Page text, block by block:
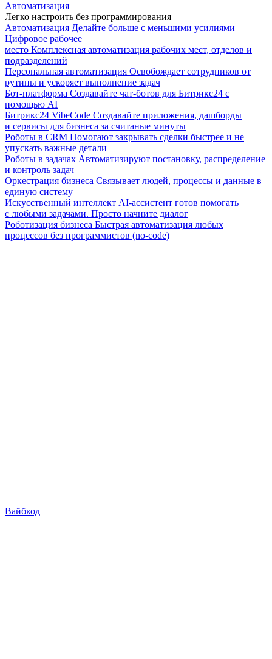
Автоматизация
Легко настроить без программирования
Автоматизация Делайте больше с меньшими усилиями
Цифровое рабочее
место Комплексная автоматизация рабочих мест, отделов и
подразделений
Персональная автоматизация Освобождает сотрудников от
рутины и ускоряет выполнение задач
Бот-платформа Создавайте чат-ботов для Битрикс24 с
помощью AI
Битрикс24 VibeCode Создавайте приложения, дашборды
и сервисы для бизнеса за считаные минуты
Роботы в CRM Помогают закрывать сделки быстрее и не
упускать важные детали
Роботы в задачах Автоматизируют постановку, распределение
и контроль задач
Оркестрация бизнеса Связывает людей, процессы и данные в
единую систему
Искусственный интеллект AI-ассистент готов помогать
с любыми задачами. Просто начните диалог
Роботизация бизнеса Быстрая автоматизация любых
процессов без программистов (no-code)
Вайбкод